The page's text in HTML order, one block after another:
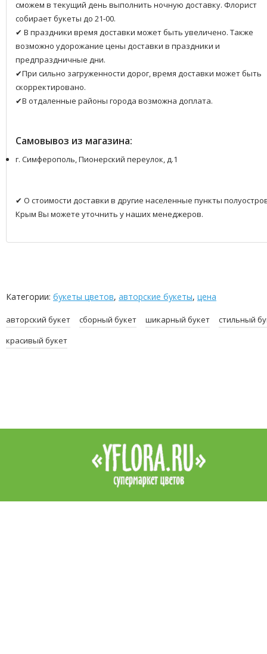
сможем в текущий день выполнить ночную доставку. Флорист
собирает букеты до 21-00.
✔ В праздники время доставки может быть увеличено. Также
возможно удорожание цены доставки в праздники и
предпраздничные дни.
✔При сильно загруженности дорог, время доставки может быть
скорректировано.
✔В отдаленные районы города возможна доплата.
Самовывоз из магазина:
г. Симферополь, Пионерский переулок, д.1
✔ О стоимости доставки в другие населенные пункты
Крым Вы можете уточнить у наших менеджеров.
Категории: букеты цветов, авторские букеты, цена
авторский букет сборный букет шикарный букет
стильный
красивый букет
Интернет-магазин цветов YFlora — цветы на заказ в